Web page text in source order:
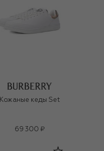
Кожаные кеды Set
69 300 ₽